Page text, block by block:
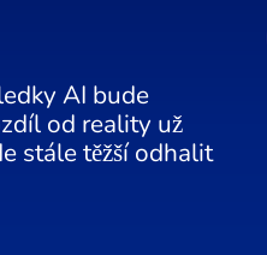
AI bude
od reality už
stále těžší odhalit